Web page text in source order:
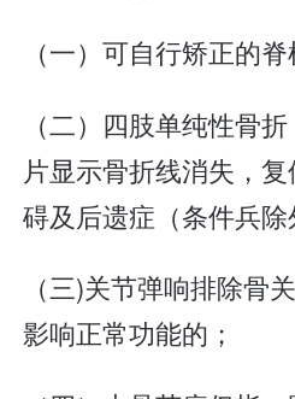
（一）可自行矫正的脊
（二）四肢单纯性骨
片显示骨折线消失，
碍及后遗症（条件兵除
（三)关节弹响排除骨
影响正常功能的；